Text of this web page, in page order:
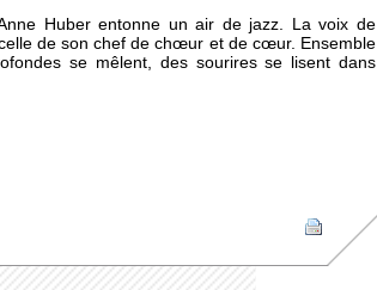
Huber entonne un air de jazz. La voix de
de son chef de chœur et de cœur. Ensemble
se mêlent, des sourires se lisent dans